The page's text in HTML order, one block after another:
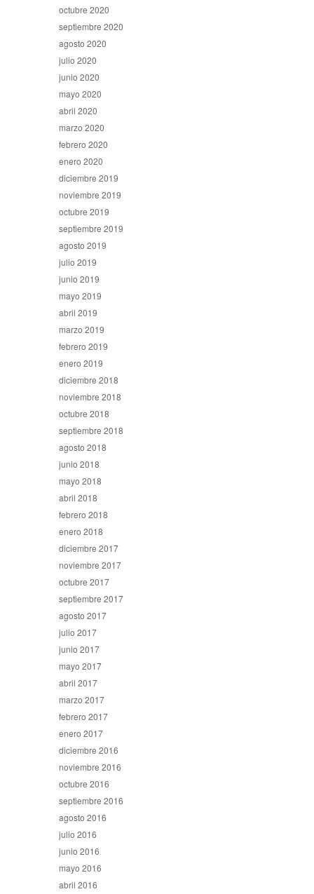
octubre 2020
septiembre 2020
agosto 2020
julio 2020
junio 2020
mayo 2020
abril 2020
marzo 2020
febrero 2020
enero 2020
diciembre 2019
noviembre 2019
octubre 2019
septiembre 2019
agosto 2019
julio 2019
junio 2019
mayo 2019
abril 2019
marzo 2019
febrero 2019
enero 2019
diciembre 2018
noviembre 2018
octubre 2018
septiembre 2018
agosto 2018
junio 2018
mayo 2018
abril 2018
febrero 2018
enero 2018
diciembre 2017
noviembre 2017
octubre 2017
septiembre 2017
agosto 2017
julio 2017
junio 2017
mayo 2017
abril 2017
marzo 2017
febrero 2017
enero 2017
diciembre 2016
noviembre 2016
octubre 2016
septiembre 2016
agosto 2016
julio 2016
junio 2016
mayo 2016
abril 2016